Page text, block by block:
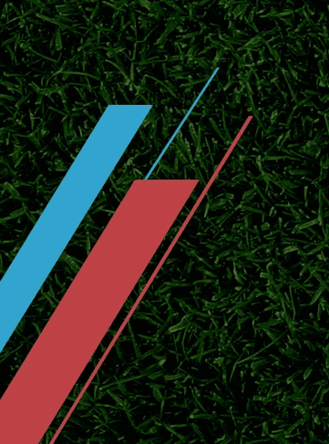
2026/27英超开赛时间！参
2026-27赛季英超赛程出炉，查
西甲夏窗引援升温！皇马巴
2026西甲夏窗进入关键阶段
2026/27欧冠资格赛火热开
2026/27赛季欧冠资格赛激战正
发起冲击。